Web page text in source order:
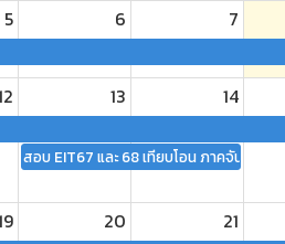
5 6 7
)
)
13
สอบ EIT67 และ 68 เทียบโอน ภาคจันทร์-ศุก
14
20 21